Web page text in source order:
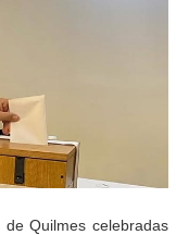
Quilmes celebradas